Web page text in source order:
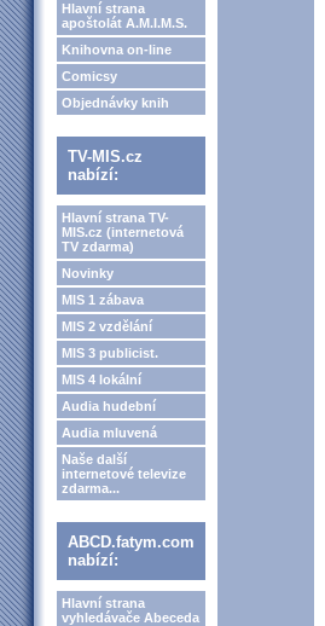
Hlavní strana
apoštolát A.M.I.M.S.
Knihovna on-line
Comicsy
Objednávky knih
TV-MIS.cz
nabízí:
Hlavní strana TV-
MIS.cz (internetová
TV zdarma)
Novinky
MIS 1 zábava
MIS 2 vzdělání
MIS 3 publicist.
MIS 4 lokální
Audia hudební
Audia mluvená
Naše další
internetové televize
zdarma...
ABCD.fatym.com
nabízí:
Hlavní strana
vyhledávače Abeceda